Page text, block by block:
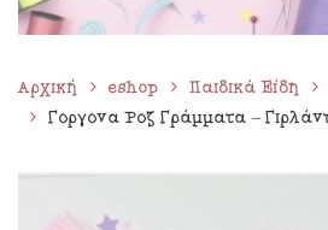
Αρχική eshop Παιδικά Είδη
Γοργόνα Ροζ Γράμματα –